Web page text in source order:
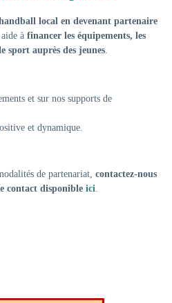
local en devenant partenaire
à financer les équipements, les
sport auprès des jeunes.
et sur nos supports de
et dynamique.
de partenariat, contactez-nous
contact disponible ici.